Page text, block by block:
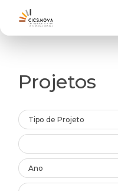
Projetos
Tipo de Projeto
Ano